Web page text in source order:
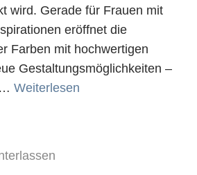
wird. Gerade für Frauen mit
eröffnet die
Farben mit hochwertigen
Gestaltungsmöglichkeiten –
Weiterlesen